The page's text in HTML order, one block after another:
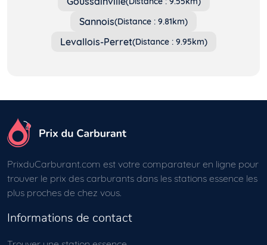
Sannois(Distance : 9.81km)
Levallois-Perret(Distance : 9.95km)
PrixduCarburant.com est votre comparateur en ligne pour
trouver le prix des carburants dans les stations essence les
plus proches de chez vous.
Informations de contact